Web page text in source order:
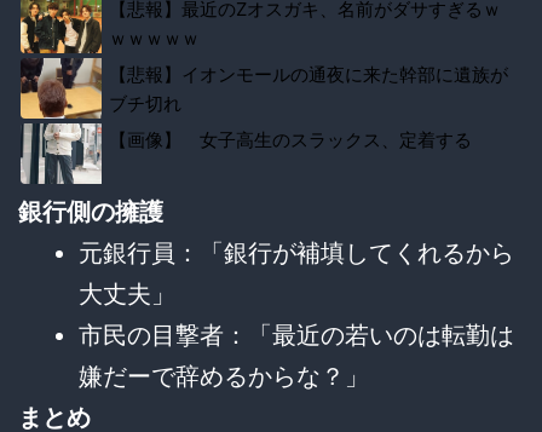
【悲報】最近のZオスガキ、名前がダサすぎるｗ
ｗｗｗｗｗ
【悲報】イオンモールの通夜に来た幹部に遺族が
ブチ切れ
【画像】 女子高生のスラックス、定着する
銀行側の擁護
元銀行員：「銀行が補填してくれるから
大丈夫」
市民の目撃者：「最近の若いのは転勤は
嫌だーで辞めるからな？」
まとめ